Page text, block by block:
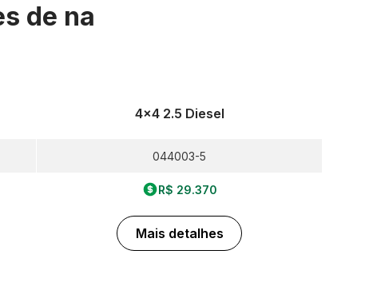
de na
4x4 2.5 Diesel
044003-5
R$ 29.370
Mais detalhes